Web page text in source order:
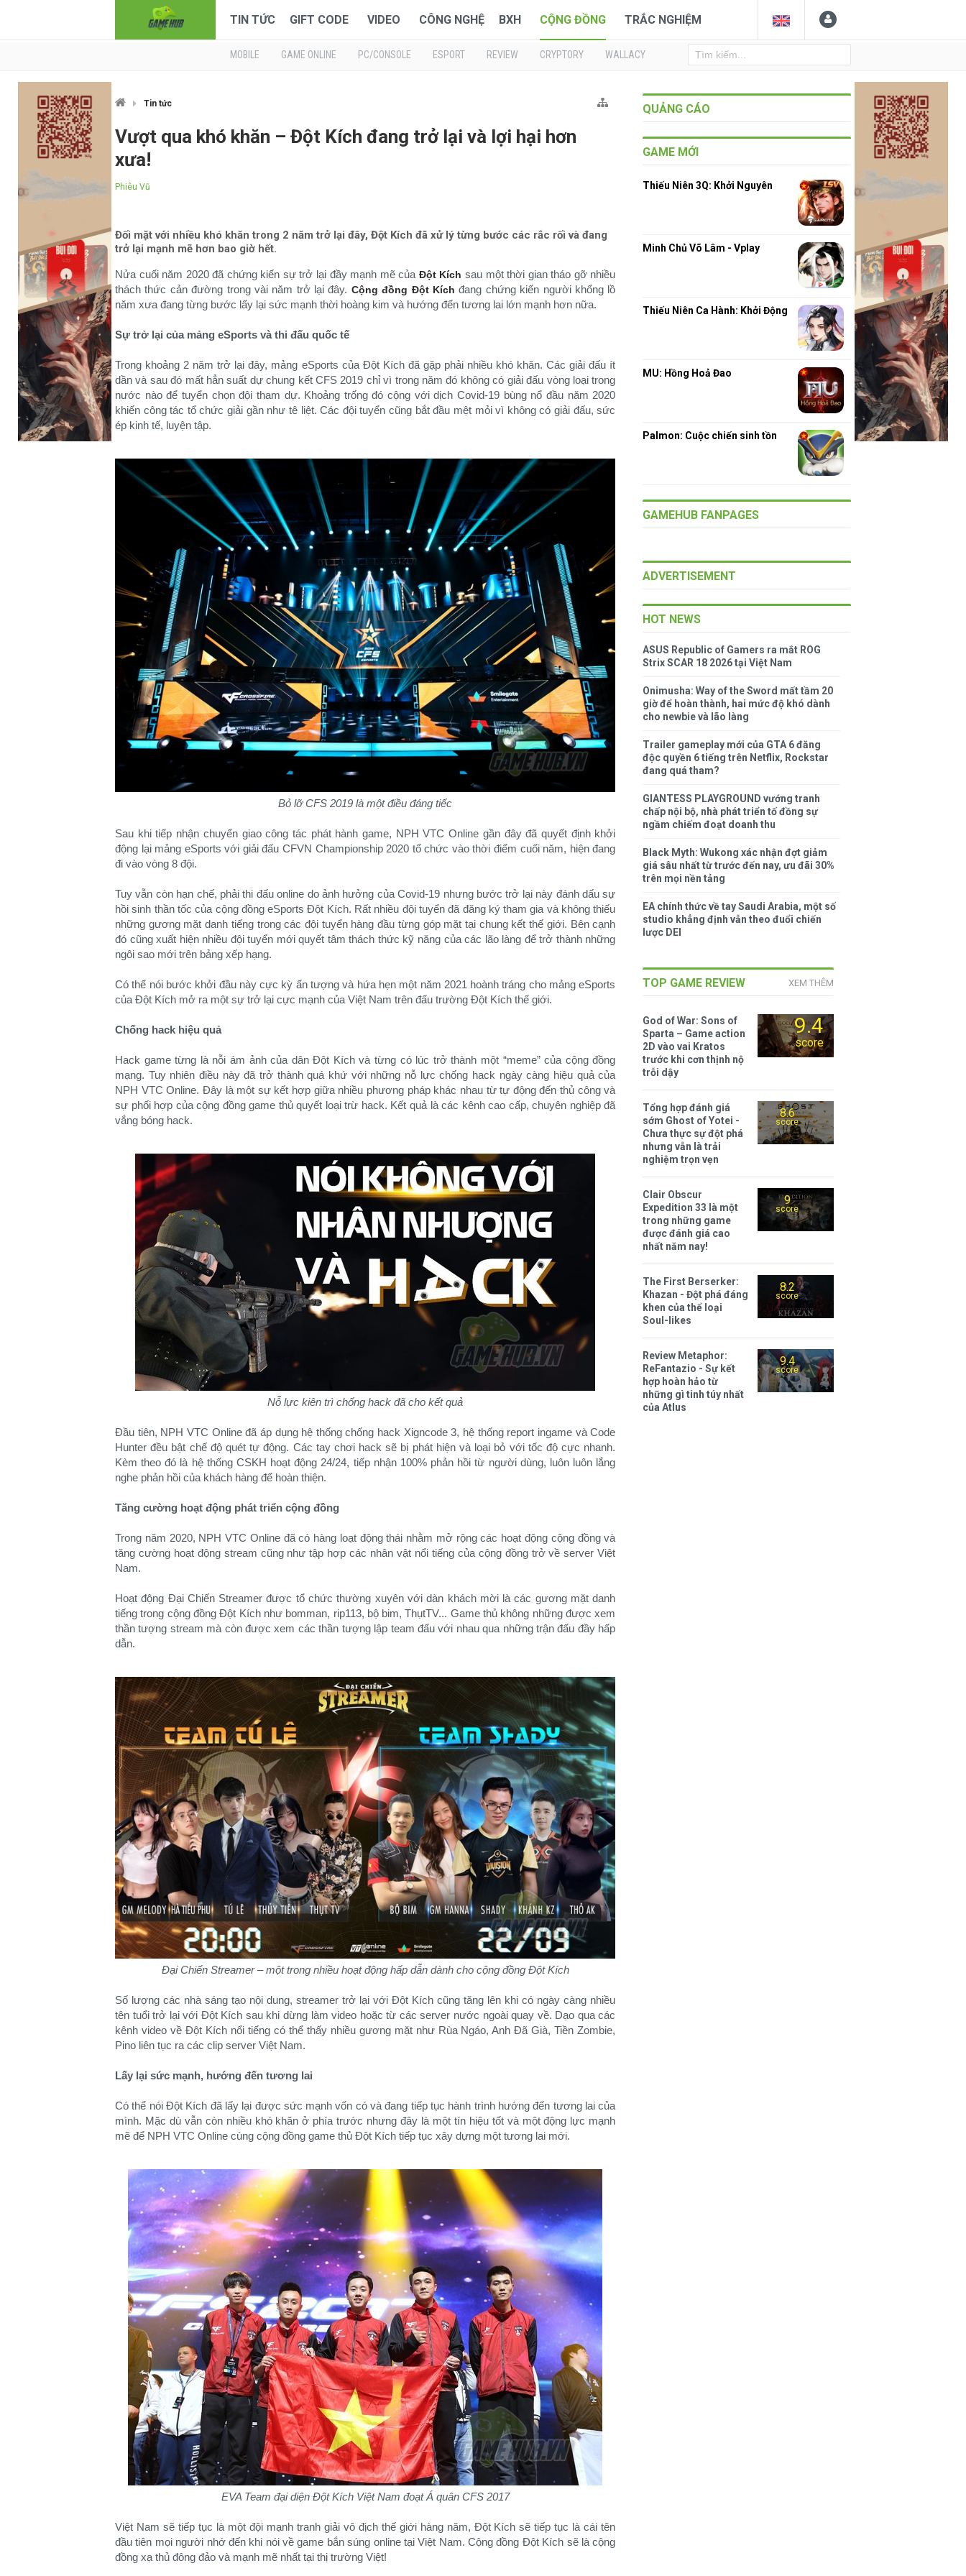
TIN TỨC GIFT CODE VIDEO CÔNG NGHỆ BXH CỘNG ĐỒNG TRẮC NGHIỆM
MOBILE GAME ONLINE PC/CONSOLE ESPORT REVIEW CRYPTORY WALLACY
Tin tức
Vượt qua khó khăn – Đột Kích đang trở lại và lợi hại hơn
xưa!
Phiêu Vũ
Đối mặt với nhiều khó khăn trong 2 năm trở lại đây, Đột Kích đã xử lý từng bước các rắc rối và đang
trở lại mạnh mẽ hơn bao giờ hết.
Nửa cuối năm 2020 đã chứng kiến sự trở lại đầy mạnh mẽ của Đột Kích sau một thời gian tháo gỡ nhiều
thách thức cản đường trong vài năm trở lại đây. Cộng đồng Đột Kích đang chứng kiến người khổng lồ
năm xưa đang từng bước lấy lại sức mạnh thời hoàng kim và hướng đến tương lai lớn mạnh hơn nữa.
Sự trở lại của mảng eSports và thi đấu quốc tế
Trong khoảng 2 năm trở lại đây, mảng eSports của Đột Kích đã gặp phải nhiều khó khăn. Các giải đấu ít
dần và sau đó mất hẳn suất dự chung kết CFS 2019 chỉ vì trong năm đó không có giải đấu vòng loại trong
nước nào để tuyển chọn đội tham dự. Khoảng trống đó cộng với dịch Covid-19 bùng nổ đầu năm 2020
khiến công tác tổ chức giải gần như tê liệt. Các đội tuyển cũng bắt đầu mệt mỏi vì không có giải đấu, sức
ép kinh tế, luyện tập.​
Bỏ lỡ CFS 2019 là một điều đáng tiếc
Sau khi tiếp nhận chuyển giao công tác phát hành game, NPH VTC Online gần đây đã quyết định khởi
động lại mảng eSports với giải đấu CFVN Championship 2020 tổ chức vào thời điểm cuối năm, hiện đang
đi vào vòng 8 đội.
Tuy vẫn còn hạn chế, phải thi đấu online do ảnh hưởng của Covid-19 nhưng bước trở lại này đánh dấu sự
hồi sinh thần tốc của cộng đồng eSports Đột Kích. Rất nhiều đội tuyển đã đăng ký tham gia và không thiếu
những gương mặt danh tiếng trong các đội tuyển hàng đầu từng góp mặt tại chung kết thế giới. Bên cạnh
đó cũng xuất hiện nhiều đội tuyển mới quyết tâm thách thức kỹ năng của các lão làng để trở thành những
ngôi sao mới trên bảng xếp hạng.
Có thể nói bước khởi đầu này cực kỳ ấn tượng và hứa hẹn một năm 2021 hoành tráng cho mảng eSports
của Đột Kích mở ra một sự trở lại cực mạnh của Việt Nam trên đấu trường Đột Kích thế giới.
Chống hack hiệu quả
Hack game từng là nỗi ám ảnh của dân Đột Kích và từng có lúc trở thành một “meme” của cộng đồng
mạng. Tuy nhiên điều này đã trở thành quá khứ với những nỗ lực chống hack ngày càng hiệu quả của
NPH VTC Online. Đây là một sự kết hợp giữa nhiều phương pháp khác nhau từ tự động đến thủ công và
sự phối hợp của cộng đồng game thủ quyết loại trừ hack. Kết quả là các kênh cao cấp, chuyên nghiệp đã
vắng bóng hack.
Nỗ lực kiên trì chống hack đã cho kết quả
Đầu tiên, NPH VTC Online đã áp dụng hệ thống chống hack Xigncode 3, hệ thống report ingame và Code
Hunter đều bật chế độ quét tự động. Các tay chơi hack sẽ bị phát hiện và loại bỏ với tốc độ cực nhanh.
Kèm theo đó là hệ thống CSKH hoạt động 24/24, tiếp nhận 100% phản hồi từ người dùng, luôn luôn lắng
nghe phản hồi của khách hàng để hoàn thiện.
Tăng cường hoạt động phát triển cộng đồng
Trong năm 2020, NPH VTC Online đã có hàng loạt động thái nhằm mở rộng các hoạt động cộng đồng và
tăng cường hoạt động stream cũng như tập hợp các nhân vật nổi tiếng của cộng đồng trở về server Việt
Nam.
Hoạt động Đại Chiến Streamer được tổ chức thường xuyên với dàn khách mời là các gương mặt danh
tiếng trong cộng đồng Đột Kích như bomman, rip113, bộ bim, ThụtTV... Game thủ không những được xem
thần tượng stream mà còn được xem các thần tượng lập team đấu với nhau qua những trận đấu đầy hấp
dẫn.
Đại Chiến Streamer – một trong nhiều hoạt động hấp dẫn dành cho cộng đồng Đột Kích
Số lượng các nhà sáng tạo nội dung, streamer trở lại với Đột Kích cũng tăng lên khi có ngày càng nhiều
tên tuổi trở lại với Đột Kích sau khi dừng làm video hoặc từ các server nước ngoài quay về. Dạo qua các
kênh video về Đột Kích nổi tiếng có thể thấy nhiều gương mặt như Rùa Ngáo, Anh Đã Già, Tiền Zombie,
Pino liên tục ra các clip server Việt Nam.
Lấy lại sức mạnh, hướng đến tương lai
Có thể nói Đột Kích đã lấy lại được sức mạnh vốn có và đang tiếp tục hành trình hướng đến tương lai của
mình. Mặc dù vẫn còn nhiều khó khăn ở phía trước nhưng đây là một tín hiệu tốt và một động lực mạnh
mẽ để NPH VTC Online cùng cộng đồng game thủ Đột Kích tiếp tục xây dựng một tương lai mới.
EVA Team đại diện Đột Kích Việt Nam đoạt Á quân CFS 2017
Việt Nam sẽ tiếp tục là một đội mạnh tranh giải vô địch thế giới hàng năm, Đột Kích sẽ tiếp tục là cái tên
đầu tiên mọi người nhớ đến khi nói về game bắn súng online tại Việt Nam. Cộng đồng Đột Kích sẽ là cộng
đồng xạ thủ đông đảo và mạnh mẽ nhất tại thị trường Việt!​
QUẢNG CÁO
GAME MỚI
Thiếu Niên 3Q: Khởi Nguyên
Minh Chủ Võ Lâm - Vplay
Thiếu Niên Ca Hành: Khởi Động
MU: Hồng Hoả Đao
Palmon: Cuộc chiến sinh tồn
GAMEHUB FANPAGES
ADVERTISEMENT
HOT NEWS
ASUS Republic of Gamers ra mắt ROG
Strix SCAR 18 2026 tại Việt Nam
Onimusha: Way of the Sword mất tầm 20
giờ để hoàn thành, hai mức độ khó dành
cho newbie và lão làng
Trailer gameplay mới của GTA 6 đăng
độc quyền 6 tiếng trên Netflix, Rockstar
đang quá tham?
GIANTESS PLAYGROUND vướng tranh
chấp nội bộ, nhà phát triển tố đồng sự
ngầm chiếm đoạt doanh thu
Black Myth: Wukong xác nhận đợt giảm
giá sâu nhất từ trước đến nay, ưu đãi 30%
trên mọi nền tảng
EA chính thức về tay Saudi Arabia, một số
studio khẳng định vẫn theo đuổi chiến
lược DEI
TOP GAME REVIEW XEM THÊM
9.4
score
God of War: Sons of
Sparta – Game action
2D vào vai Kratos
trước khi cơn thịnh nộ
trỗi dậy
8.6
score
Tổng hợp đánh giá
sớm Ghost of Yotei -
Chưa thực sự đột phá
nhưng vẫn là trải
nghiệm trọn vẹn
9
score
Clair Obscur
Expedition 33 là một
trong những game
được đánh giá cao
nhất năm nay!
8.2
score
The First Berserker:
Khazan - Đột phá đáng
khen của thể loại
Soul-likes
9.4
score
Review Metaphor:
ReFantazio - Sự kết
hợp hoàn hảo từ
những gì tinh túy nhất
của Atlus